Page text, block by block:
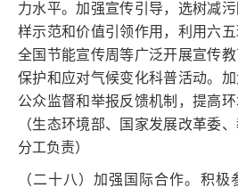
力水平。加强宣传引导，选树减
样示范和价值引领作用，利用六五
全国节能宣传周等广泛开展宣传
保护和应对气候变化科普活动。
公众监督和举报反馈机制，提高环
（生态环境部、国家发展改革委
分工负责）
（二十八）加强国际合作。积